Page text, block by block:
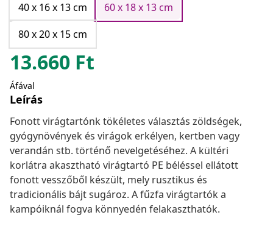
40 x 16 x 13 cm
60 x 18 x 13 cm
80 x 20 x 15 cm
13.660 Ft
Áfával
Leírás
Fonott virágtartónk tökéletes választás zöldségek,
gyógynövények és virágok erkélyen, kertben vagy
verandán stb. történő nevelgetéséhez. A kültéri
korlátra akasztható virágtartó PE béléssel ellátott
fonott vesszőből készült, mely rusztikus és
tradicionális bájt sugároz. A fűzfa virágtartók a
kampóiknál fogva könnyedén felakaszthatók.